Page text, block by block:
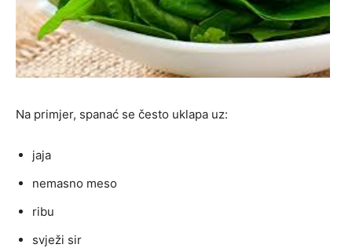
Na primjer, spanać se često uklapa uz:
jaja
nemasno meso
ribu
svježi sir